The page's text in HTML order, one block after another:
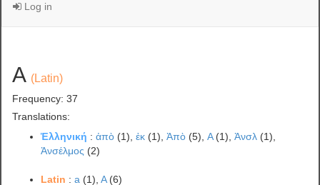
Log in
A (Latin)
Frequency: 37
Translations:
Ἑλληνική :ἀπὸ (1),ἐκ (1),Ἀπὸ (5),A(1),Ἀνσλ (1),
Ἀνσέλμος (2)
Latin :a (1),A(6)